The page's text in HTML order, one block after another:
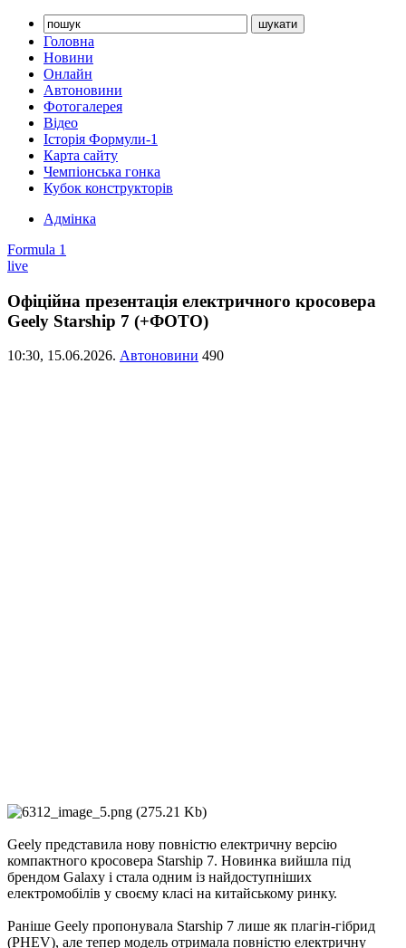
Головна
Новини
Онлайн
Автоновини
Фотогалерея
Відео
Історія Формули-1
Карта сайту
Чемпіонська гонка
Кубок конструкторів
Адмінка
Formula 1
live
Офіційна презентація електричного кросовера
Geely Starship 7 (+ФОТО)
10:30, 15.06.2026. Автоновини 490
Geely представила нову повністю електричну версію
компактного кросовера Starship 7. Новинка вийшла під
брендом Galaxy і стала одним із найдоступніших
електромобілів у своєму класі на китайському ринку.
Раніше Geely пропонувала Starship 7 лише як плагін-гібрид
(PHEV), але тепер модель отримала повністю електричну